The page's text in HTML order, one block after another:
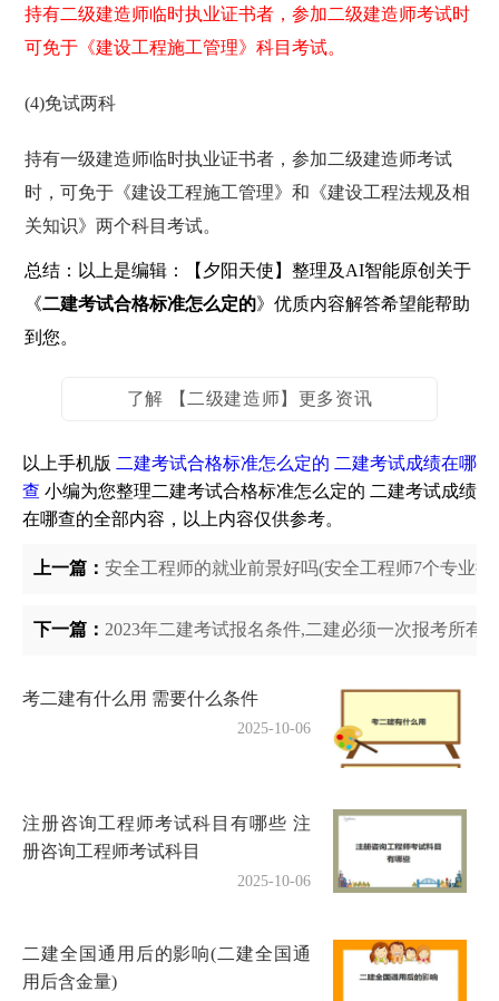
持有二级建造师临时执业证书者，参加二级建造师考试时
可免于《建设工程施工管理》科目考试。
(4)免试两科
持有一级建造师临时执业证书者，参加二级建造师考试
时，可免于《建设工程施工管理》和《建设工程法规及相
关知识》两个科目考试。
总结：以上是编辑：【夕阳天使】整理及AI智能原创关于
《二建考试合格标准怎么定的》优质内容解答希望能帮助
到您。
了解 【二级建造师】更多资讯
以上手机版 二建考试合格标准怎么定的 二建考试成绩在哪
查 小编为您整理二建考试合格标准怎么定的 二建考试成绩
在哪查的全部内容，以上内容仅供参考。
上一篇： 安全工程师的就业前景好吗(安全工程师7个专业执
下一篇： 2023年二建考试报名条件,二建必须一次报考所有
考二建有什么用 需要什么条件
2025-10-06
注册咨询工程师考试科目有哪些 注
册咨询工程师考试科目
2025-10-06
二建全国通用后的影响(二建全国通
用后含金量)